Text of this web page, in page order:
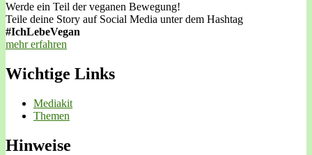
Werde ein Teil der veganen Bewegung!
Teile deine Story auf Social Media unter dem Hashtag
#IchLebeVegan
mehr erfahren
Wichtige Links
Mediakit
Themen
Hinweise